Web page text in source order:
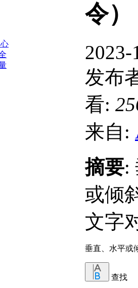
令）
2023-
发布
看:
来自:
摘要:
或倾
文字
垂直、水平或
查找